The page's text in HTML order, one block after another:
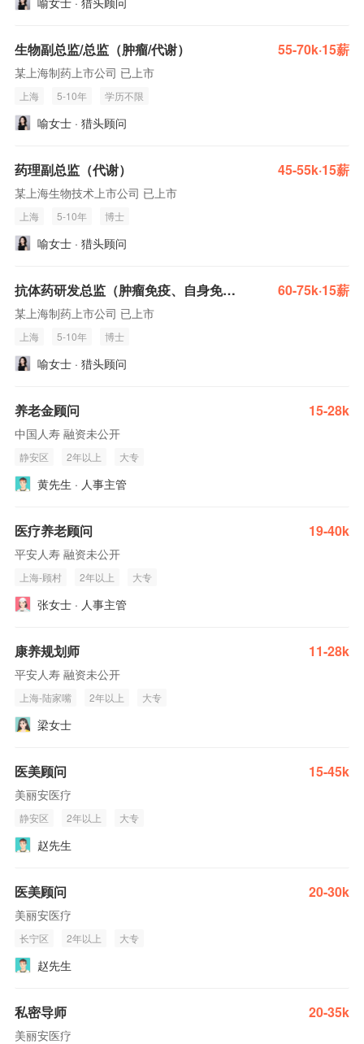
生物副总监/总监（肿瘤/代谢） 55-70k·15薪
某上海制药上市公司 已上市
上海 5-10年 学历不限
喻女士 · 猎头顾问
药理副总监（代谢） 45-55k·15薪
某上海生物技术上市公司 已上市
上海 5-10年 博士
喻女士 · 猎头顾问
抗体药研发总监（肿瘤免疫、自身免疫） 60-75k·15薪
某上海制药上市公司 已上市
上海 5-10年 博士
喻女士 · 猎头顾问
养老金顾问 15-28k
中国人寿 融资未公开
静安区 2年以上 大专
黄先生 · 人事主管
医疗养老顾问 19-40k
平安人寿 融资未公开
上海-顾村 2年以上 大专
张女士 · 人事主管
康养规划师 11-28k
平安人寿 融资未公开
上海-陆家嘴 2年以上 大专
梁女士
医美顾问 15-45k
美丽安医疗
静安区 2年以上 大专
赵先生
医美顾问 20-30k
美丽安医疗
长宁区 2年以上 大专
赵先生
私密导师 20-35k
美丽安医疗